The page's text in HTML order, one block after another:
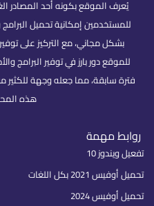
يُعرف الموقع بكونه أحد المصادر
للمستخدمين إمكانية تحميل
بشكل مجاني، مع التركيز على
للموقع دور بارز في توفير البرامج
فترة سابقة، مما جعله وجهة للكثير
هذه
روابط مهمة
تفعيل ويندوز 10
تحميل أوفيس 2021 بكل اللغات
تحميل أوفيس 2024